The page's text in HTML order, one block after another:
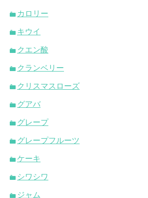
カロリー
キウイ
クエン酸
クランベリー
クリスマスローズ
グアバ
グレープ
グレープフルーツ
ケーキ
シワシワ
ジャム